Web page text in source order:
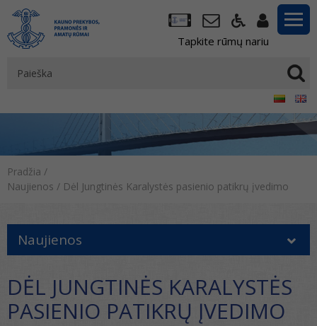
Tapkite rūmų nariu
Pradžia /
Naujienos / Dėl Jungtinės Karalystės pasienio patikrų įvedimo
Naujienos
DĖL JUNGTINĖS KARALYSTĖS
PASIENIO PATIKRŲ ĮVEDIMO